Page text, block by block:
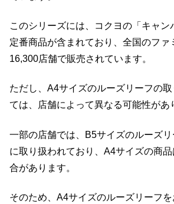
このシリーズには、コクヨの「キャン
定番商品が含まれており、全国のファ
16,300店舗で販売されています。
ただし、A4サイズのルーズリーフの
ては、店舗によって異なる可能性があ
一部の店舗では、B5サイズのルーズ
に取り扱われており、A4サイズの商
合があります。
そのため、A4サイズのルーズリーフを